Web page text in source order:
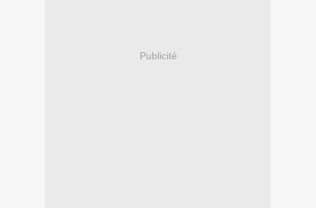
Publicité